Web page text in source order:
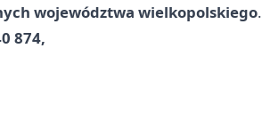
województwa wielkopolskiego.
874,